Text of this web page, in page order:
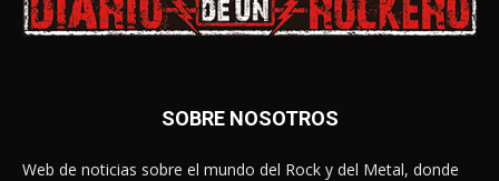
SOBRE NOSOTROS
Web de noticias sobre el mundo del Rock y del Metal, donde